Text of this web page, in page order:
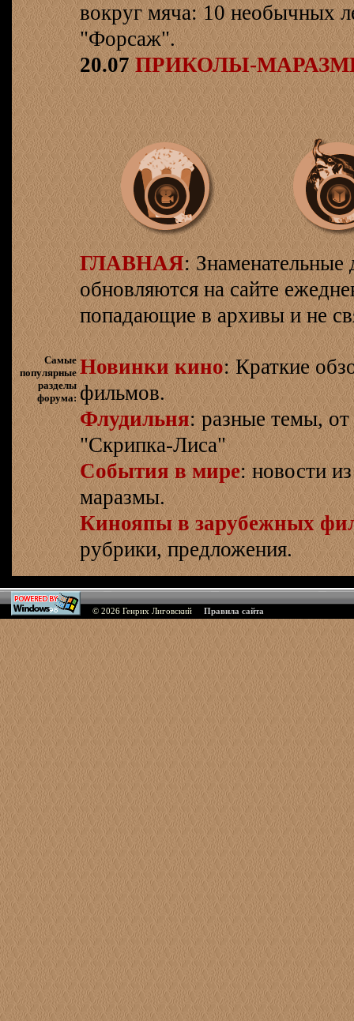
вокруг мяча: 10 необычных
"Форсаж".
20.07 ПРИКОЛЫ-
ГЛАВНАЯ: Знаменательные
обновляются на сайте
попадающие в архивы и не
Самые
популярные
разделы
форума:
Новинки кино: Краткие
фильмов.
Флудильня: разные темы,
"Скрипка-Лиса"
События в мире: новости
маразмы.
Кинояпы в зарубежных
рубрики, предложения.
© 2026 Генрих Лиговский Правила сайта